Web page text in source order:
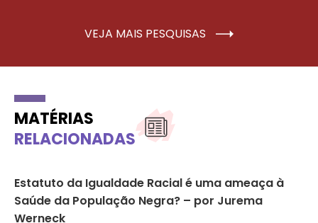
VEJA MAIS PESQUISAS
MATÉRIAS
RELACIONADAS
Estatuto da Igualdade Racial é uma ameaça à
Saúde da População Negra? – por Jurema
Werneck